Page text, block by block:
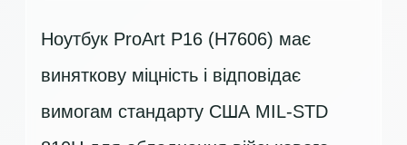
Ноутбук ProArt P16 (H7606) має
виняткову міцність і відповідає
вимогам стандарту США MIL-STD